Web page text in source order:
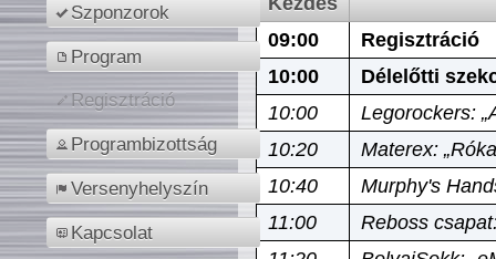
Szponzorok
Program
Regisztráció
Programbizottság
Versenyhelyszín
Kapcsolat
09:00
Regisztráció
10:00
Délelőtti
10:00
Legorockers:
10:20
Materex:
10:40
Murphy's
11:00
Reboss